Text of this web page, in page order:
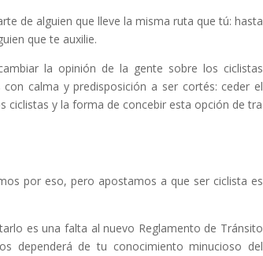
de alguien que lleve la misma ruta que tú: hasta
que te auxilie.
la opinión de la gente sobre los ciclistas
calma y predisposición a ser cortés: ceder el
ciclistas y la forma de concebir esta opción de tra
por eso, pero apostamos a que ser ciclista es
es una falta al nuevo Reglamento de Tránsito
dependerá de tu conocimiento minucioso del